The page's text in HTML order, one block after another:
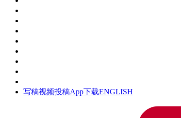
写稿视频投稿App下载ENGLISH